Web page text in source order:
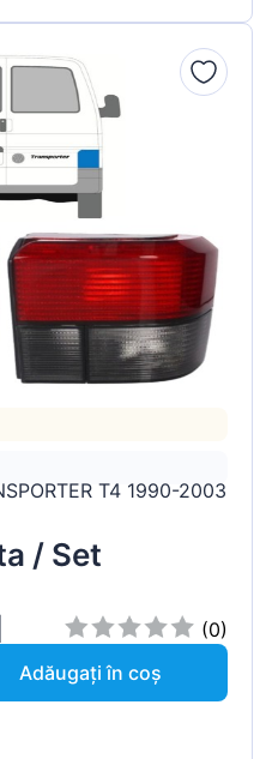
T4 1990-2003
/ Set
(0)
Adăugați în coș